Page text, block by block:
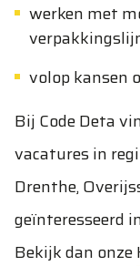
werken met
volop kansen
Bij Code Deta
vacatures in
Drenthe,
geïnteresseerd
Bekijk dan onze